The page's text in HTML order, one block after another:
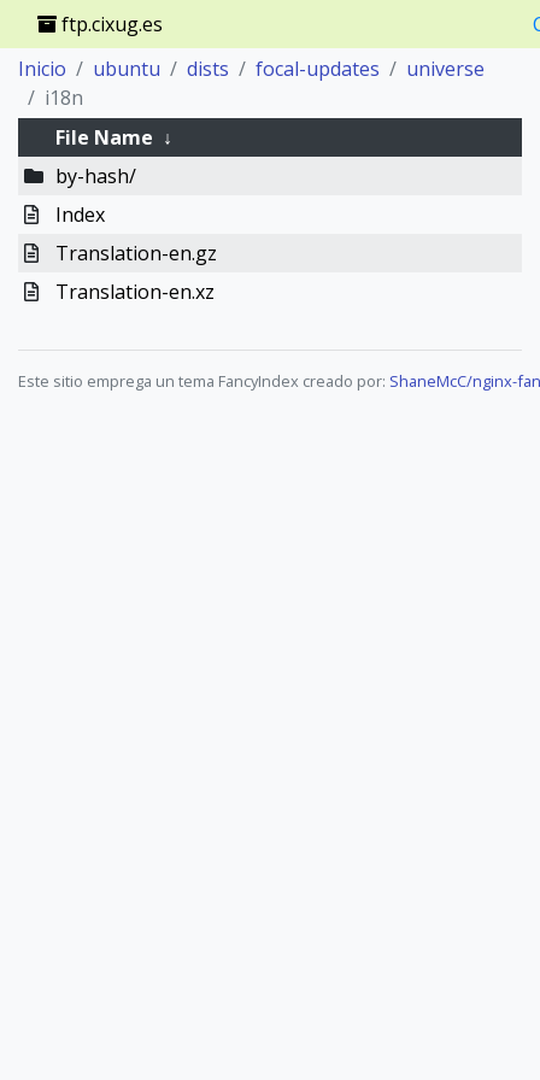
ftp.cixug.es
Inicio
ubuntu dists focal-updates
universe
i18n
File Name ↓
by-hash/
Index
Translation-en.gz
Translation-en.xz
Este sitio emprega un tema FancyIndex creado por: ShaneMcC/nginx-